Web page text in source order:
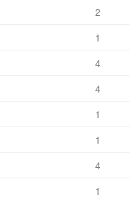
2
1
4
4
1
1
4
1